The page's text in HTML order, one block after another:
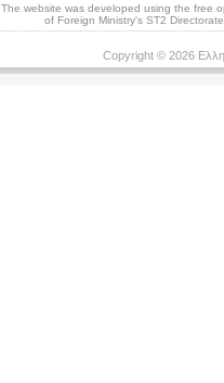
The website was developed using the free
of Foreign Ministry's ST2
Copyright © 2026